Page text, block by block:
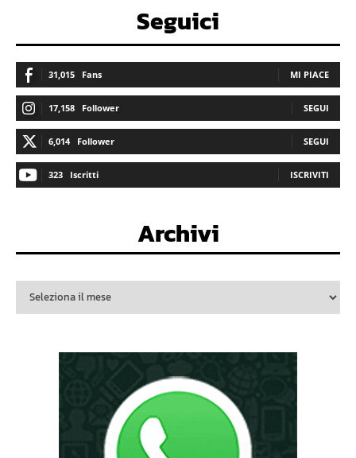
Seguici
31,015 Fans MI PIACE
17,158 Follower SEGUI
6,014 Follower SEGUI
323 Iscritti ISCRIVITI
Archivi